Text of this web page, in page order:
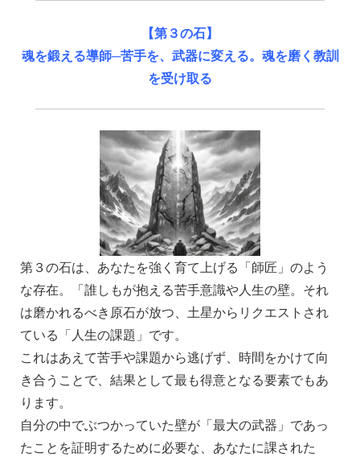
【第３の石】
魂を鍛える導師─苦手を、武器に変える。魂を磨く教訓
を受け取る
第３の石は、あなたを強く育て上げる「師匠」のよう
な存在。「誰しもが抱える苦手意識や人生の壁。それ
は磨かれるべき原石が放つ、土星からリクエストされ
ている「人生の課題」 です。
これはあえて苦手や課題から逃げず、時間をかけて向
き合うことで、結果として最も得意となる要素でもあ
ります。
自分の中でぶつかっていた壁が「最大の武器」であっ
たことを証明するために必要な、あなたに課された